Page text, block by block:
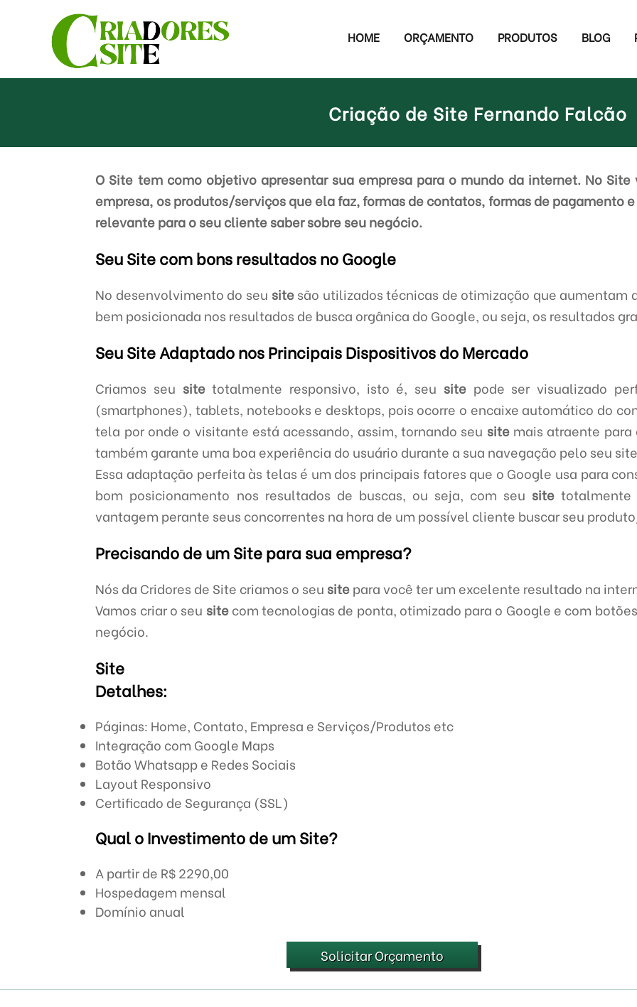
HOME ORÇAMENTO PRODUTOS BLOG
Criação de Site Fernando Falcão
O Site tem como objetivo apresentar sua empresa para o mundo da internet. No
empresa, os produtos/serviços que ela faz, formas de contatos, formas de pagamento
relevante para o seu cliente saber sobre seu negócio.
Seu Site com bons resultados no Google
No desenvolvimento do seu sitesão utilizados técnicas de otimização que aumentam
bem posicionada nos resultados de busca orgânica do Google, ou seja, os resultados
Seu Site Adaptado nos Principais Dispositivos do Mercado
Criamos seu sitetotalmente responsivo, isto é, seu sitepode ser visualizado
(smartphones), tablets, notebooks e desktops, pois ocorre o encaixe automático do
tela por onde o visitante está acessando, assim, tornando seu sitemais atraente para
também garante uma boa experiência do usuário durante a sua navegação pelo seu
Essa adaptação perfeita às telas é um dos principais fatores que o Google usa para
bom posicionamento nos resultados de buscas, ou seja, com seu site totalmente
vantagem perante seus concorrentes na hora de um possível cliente buscar seu
Precisando de um Site para sua empresa?
Nós da Cridores de Site criamos o seu sitepara você ter um excelente resultado na
Vamos criar o seu sitecom tecnologias de ponta, otimizado para o Google e com
negócio.
Site
Detalhes:
Páginas: Home, Contato, Empresa e Serviços/Produtos etc
Integração com Google Maps
Botão Whatsapp e Redes Sociais
Layout Responsivo
Certificado de Segurança (SSL)
Qual o Investimento de um Site?
A partir de R$ 2290,00
Hospedagem mensal
Domínio anual
Solicitar Orçamento